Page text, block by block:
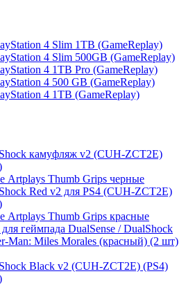
4 Slim 1TB (GameReplay)
4 Slim 500GB (GameReplay)
4 1TB Pro (GameReplay)
4 500 GB (GameReplay)
4 1TB (GameReplay)
камуфляж v2 (CUH-ZCT2E)
Artplays Thumb Grips черные
Red v2 для PS4 (CUH-ZCT2E)
Artplays Thumb Grips красные
геймпада DualSense / DualShock
Man: Miles Morales (красный) (2 шт)
Black v2 (CUH-ZCT2E) (PS4)